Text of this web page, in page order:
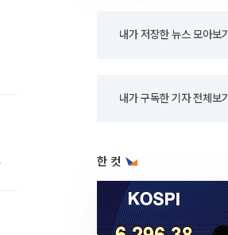
내가 저장한 뉴스 모아보기
내가 구독한 기자 전체보기
한 컷